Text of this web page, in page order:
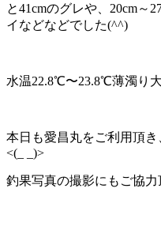
と41cmのグレや、20cm～
イなどなどでした(^^)
水温22.8℃〜23.8℃薄濁り
本日も愛昌丸をご利用頂
<(_ _)>
釣果写真の撮影にもご協